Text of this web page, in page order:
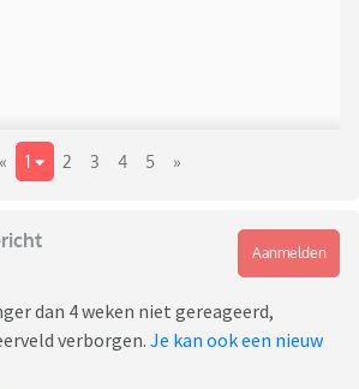
« 1 2 3 4 5 »
Aanmelden
dan 4 weken niet gereageerd,
verborgen. Je kan ook een nieuw